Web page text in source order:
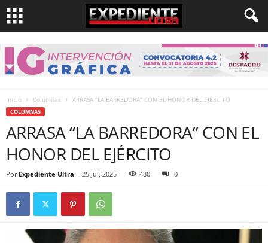
Inicio Columnas ARRASA “LA BARREDORA” CON EL HONOR DEL EJÉRCITO
COLUMNAS
ARRASA “LA BARREDORA” CON EL
HONOR DEL EJÉRCITO
Por Expediente Ultra - 25 Jul, 2025 480 0